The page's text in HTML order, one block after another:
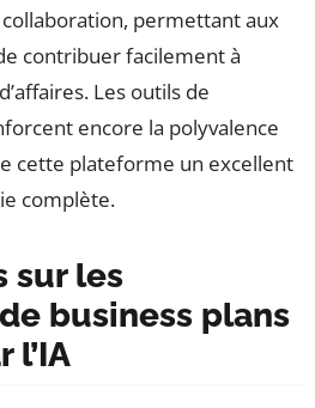
permettant aux
contribuer facilement à
Les outils de
encore la polyvalence
cette plateforme un excellent
complète.
sur les
business plans
l’IA